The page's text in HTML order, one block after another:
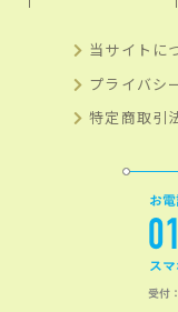
当サイトに
プライバシ
特定商取引